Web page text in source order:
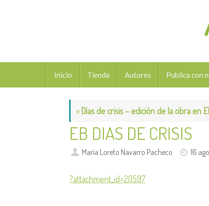
contenido
Inicio Tienda Autores Publica con
«Días de crisis – edición de la obra en
EB DIAS DE CRISIS
María Loreto Navarro Pacheco 16
?attachment_id=20597